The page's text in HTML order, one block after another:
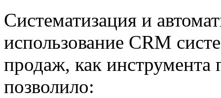
Систематизация и
использование CRM
продаж, как инструмента
позволило: